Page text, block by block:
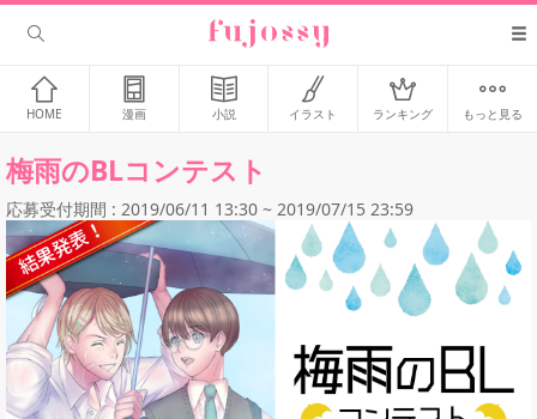
HOME 漫画 小説 イラスト ランキング もっと見る
梅雨のBLコンテスト
応募受付期間 : 2019/06/11 13:30 ~ 2019/07/15 23:59